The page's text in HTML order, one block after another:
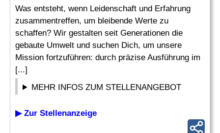
Was entsteht, wenn Leidenschaft und Erfahrung
zusammentreffen, um bleibende Werte zu
schaffen? Wir gestalten seit Generationen die
gebaute Umwelt und suchen Dich, um unsere
Mission fortzuführen: durch präzise Ausführung im
[...]
MEHR INFOS ZUM STELLENANGEBOT
▶ Zur Stellenanzeige